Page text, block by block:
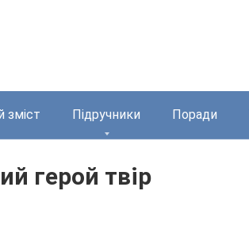
зміст Підручники Поради
герой твір